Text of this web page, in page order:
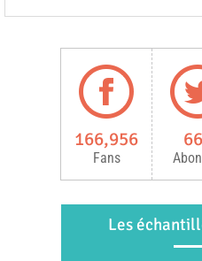
166,956
Fans
Les